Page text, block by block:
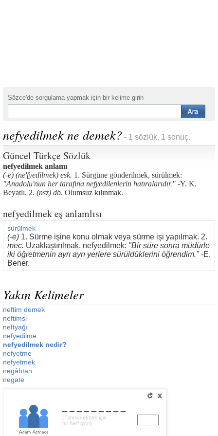
Sözce'de sorgulama yapmak için bir kelime girin
nefyedilmek ne demek? - 1 sözlük, 1 sonuç.
Güncel Türkçe Sözlük
nefyedilmek anlamı
(-e) (ne'fyedilmek) esk. 1. Sürgüne gönderilmek, sürülmek:
"Anadolu'nun her tarafına nefyedilenlerin hatıralarıdır." -Y. K.
Beyatlı. 2. (nsz) db. Olumsuz kılınmak.
nefyedilmek eş anlamlısı
sürülmek
(-e) 1. Sürme işine konu olmak veya sürme işi yapılmak. 2.
mec. Uzaklaştırılmak, nefyedilmek: "Bir süre sonra müdürle
iki öğretmenin ayrı ayrı yerlere sürüldüklerini öğrendim." -E.
Bener.
Yakın Kelimeler
neftim demek
neftimsi
neftyağı
nefyedilme
nefyedilmek nedir?
nefyetme
nefyetmek
negâhtan
negate
(Tahmin etmek için
bir harf girin)